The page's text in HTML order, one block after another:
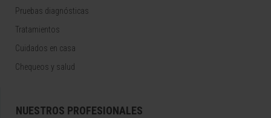
Pruebas diagnósticas
Tratamientos
Cuidados en casa
Chequeos y salud
NUESTROS PROFESIONALES